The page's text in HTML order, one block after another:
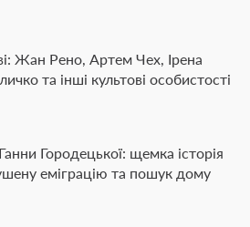
Жан Рено, Артем Чех, Ірена
та інші культові особистості
Городецької: щемка історія
еміграцію та пошук дому